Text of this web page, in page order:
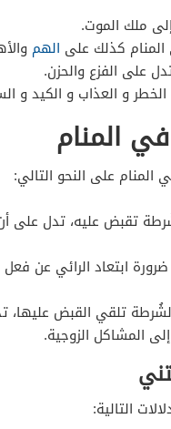
ملك الموت.
كذلك على الهم
على الفزع والحزن.
و العذاب و الكيد و
المنام
على النحو التالي:
تقبض عليه، تدل على
ابتعاد الرائي عن
تلقي القبض عليها،
المشاكل الزوجية.
التالية: